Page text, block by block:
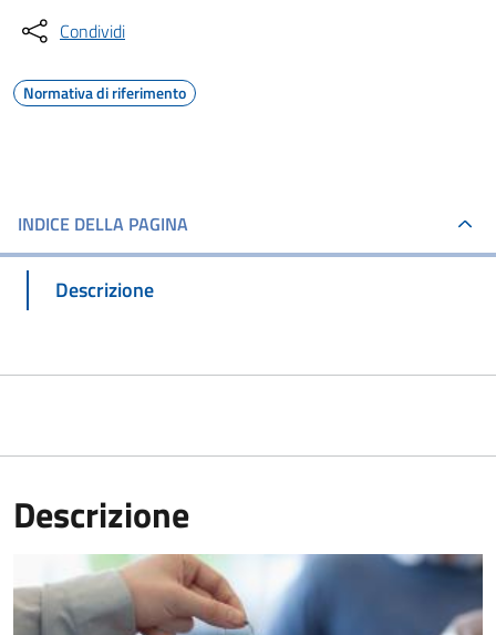
Condividi
Normativa di riferimento
INDICE DELLA PAGINA
Descrizione
Descrizione